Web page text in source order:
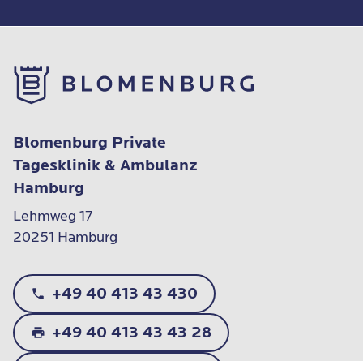
Blomenburg Private
Tagesklinik & Ambulanz
Hamburg
Lehmweg 17
20251 Hamburg
+49 40 413 43 430
+49 40 413 43 43 28